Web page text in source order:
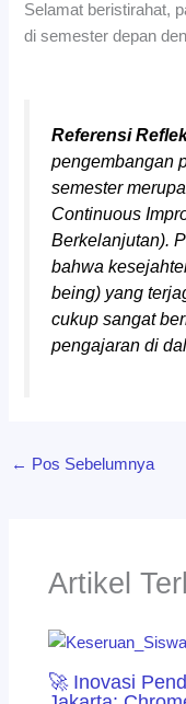
Selamat beristirahat,
di semester depan
Referensi
pengembangan
semester
Continuous
Berkelanjutan).
bahwa
being) yang
cukup sangat
pengajaran di
← Pos Sebelumnya
Artikel
🚀 Inovasi